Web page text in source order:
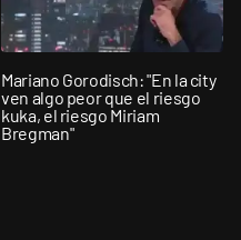
Mariano Gorodisch: "En la city
ven algo peor que el riesgo
kuka, el riesgo Miriam
Bregman"